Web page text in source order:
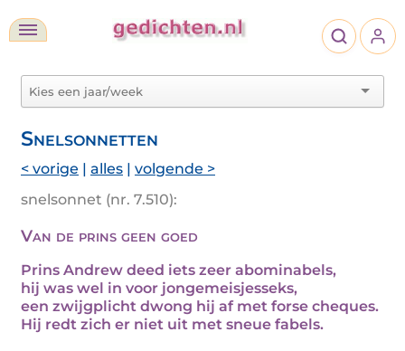
Snelsonnetten
< vorige | alles | volgende >
snelsonnet (nr. 7.510):
Van de prins geen goed
Prins Andrew deed iets zeer abominabels,
hij was wel in voor jongemeisjesseks,
een zwijgplicht dwong hij af met forse cheques.
Hij redt zich er niet uit met sneue fabels.